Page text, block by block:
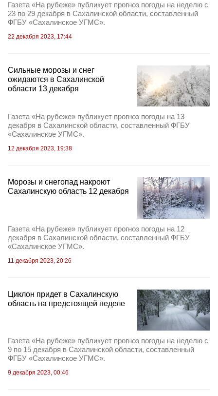
Газета «На рубеже» публикует прогноз погоды на неделю с
23 по 29 декабря в Сахалинской области, составленный
ФГБУ «Сахалинское УГМС».
22 декабря 2023, 17:44
Сильные морозы и снег
ожидаются в Сахалинской
области 13 декабря
Газета «На рубеже» публикует прогноз погоды на 13
декабря в Сахалинской области, составленный ФГБУ
«Сахалинское УГМС».
12 декабря 2023, 19:38
Морозы и снегопад накроют
Сахалинскую область 12 декабря
Газета «На рубеже» публикует прогноз погоды на 12
декабря в Сахалинской области, составленный ФГБУ
«Сахалинское УГМС».
11 декабря 2023, 20:26
Циклон придет в Сахалинскую
область на предстоящей неделе
Газета «На рубеже» публикует прогноз погоды на неделю с
9 по 15 декабря в Сахалинской области, составленный
ФГБУ «Сахалинское УГМС».
9 декабря 2023, 00:46